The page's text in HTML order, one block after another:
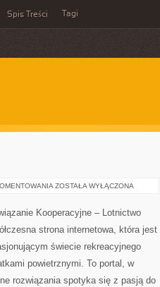
Spis Treści Tagi
SZKOLENIE
ZOSTAŁA WYŁĄCZONA
Kooperacyjne – Lotnictwo
strona internetowa, która jest
świecie rekreacyjnego
powietrznymi. To portal, w
rozwiązania spotyka się z pasją do